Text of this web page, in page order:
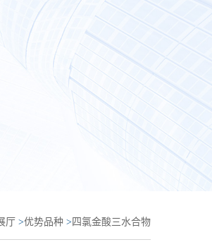
厅 >优势品种 > 四氯金酸三水合物